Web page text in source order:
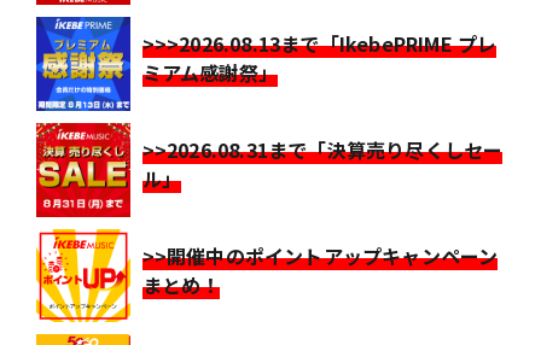
>>>2026.08.13まで「IkebePRIME プレ
ミアム感謝祭」
>>2026.08.31まで「決算売り尽くしセー
ル」
>>開催中のポイントアップキャンペーン
まとめ！